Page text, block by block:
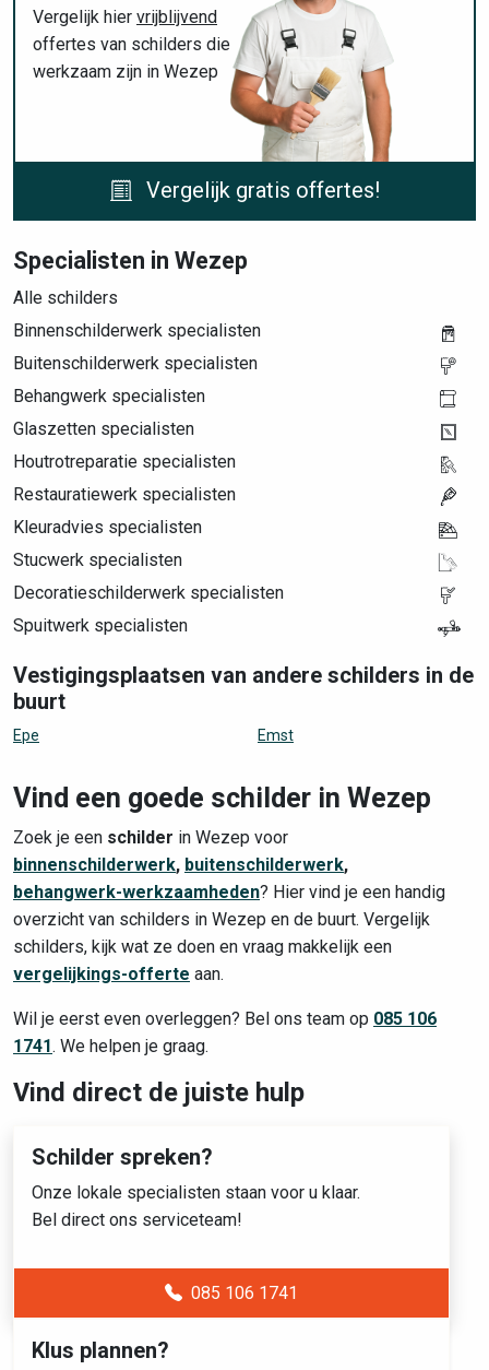
Vergelijk hier vrijblijvend
offertes van schilders die
werkzaam zijn in Wezep
Vergelijk gratis offertes!
Specialisten in Wezep
Alle schilders
Binnenschilderwerk specialisten
Buitenschilderwerk specialisten
Behangwerk specialisten
Glaszetten specialisten
Houtrotreparatie specialisten
Restauratiewerk specialisten
Kleuradvies specialisten
Stucwerk specialisten
Decoratieschilderwerk specialisten
Spuitwerk specialisten
Vestigingsplaatsen van andere schilders in de
buurt
Epe Emst
Vind een goede schilder in Wezep
Zoek je een schilder in Wezep voor
binnenschilderwerk, buitenschilderwerk,
behangwerk-werkzaamheden? Hier vind je een handig
overzicht van schilders in Wezep en de buurt. Vergelijk
schilders, kijk wat ze doen en vraag makkelijk een
vergelijkings-offerte aan.
Wil je eerst even overleggen? Bel ons team op 085 106
1741. We helpen je graag.
Vind direct de juiste hulp
Schilder spreken?
Onze lokale specialisten staan voor u klaar.
Bel direct ons serviceteam!
085 106 1741
Klus plannen?